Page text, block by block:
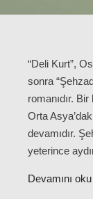
“Deli Kurt”,
sonra
romanıdır.
Orta
devamıdır.
yeterince
Devamını oku